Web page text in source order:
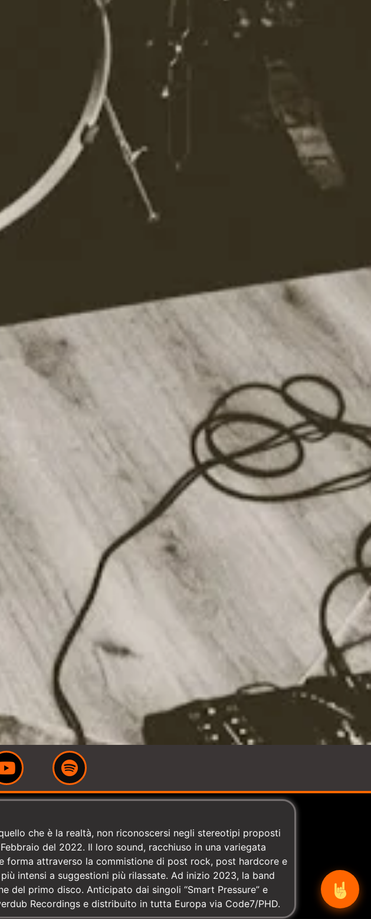
che è la realtà, non riconoscersi negli stereotipi proposti
del 2022. Il loro sound, racchiuso in una variegata
forma attraverso la commistione di post rock, post hardcore e
intensi a suggestioni più rilassate. Ad inizio 2023, la band
primo disco. Anticipato dai singoli “Smart Pressure” e
Recordings e distribuito in tutta Europa via Code7/PHD.